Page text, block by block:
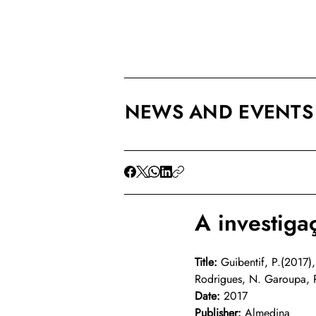
NEWS AND EVENTS
A
Title: Guibentif,
Rodrigues, N. Garoupa,
Date: 2017
Publisher: Almedina